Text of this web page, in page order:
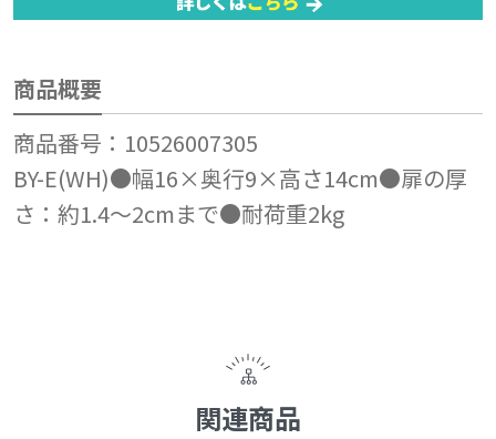
商品概要
商品番号：10526007305
BY-E(WH)●幅16×奥行9×高さ14cm●扉の厚
さ：約1.4～2cmまで●耐荷重2kg
関連商品